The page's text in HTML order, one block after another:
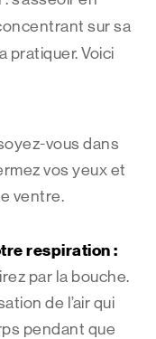
sur sa
pratiquer. Voici
vous dans
vos yeux et
ventre.
respiration :
par la bouche.
de l’air qui
pendant que